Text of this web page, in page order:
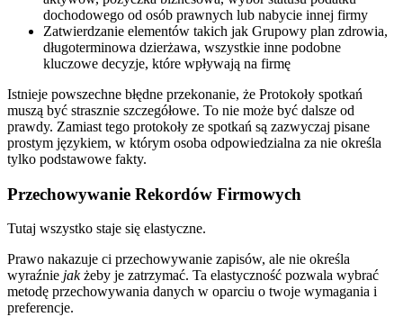
dochodowego od osób prawnych lub nabycie innej firmy
Zatwierdzanie elementów takich jak Grupowy plan zdrowia,
długoterminowa dzierżawa, wszystkie inne podobne
kluczowe decyzje, które wpływają na firmę
Istnieje powszechne błędne przekonanie, że Protokoły spotkań
muszą być strasznie szczegółowe. To nie może być dalsze od
prawdy. Zamiast tego protokoły ze spotkań są zazwyczaj pisane
prostym językiem, w którym osoba odpowiedzialna za nie określa
tylko podstawowe fakty.
Przechowywanie Rekordów Firmowych
Tutaj wszystko staje się elastyczne.
Prawo nakazuje ci przechowywanie zapisów, ale nie określa
wyraźnie jakżeby je zatrzymać. Ta elastyczność pozwala wybrać
metodę przechowywania danych w oparciu o twoje wymagania i
preferencje.